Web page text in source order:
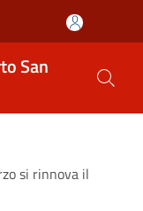
San
si rinnova il